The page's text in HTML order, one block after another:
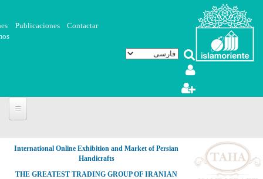
رفتن به محتوای اصلی
Contactar
Publicaciones
International Online Exhibition and Market of Persian
Handicrafts
THE GREATEST TRADING GROUP OF IRANIAN